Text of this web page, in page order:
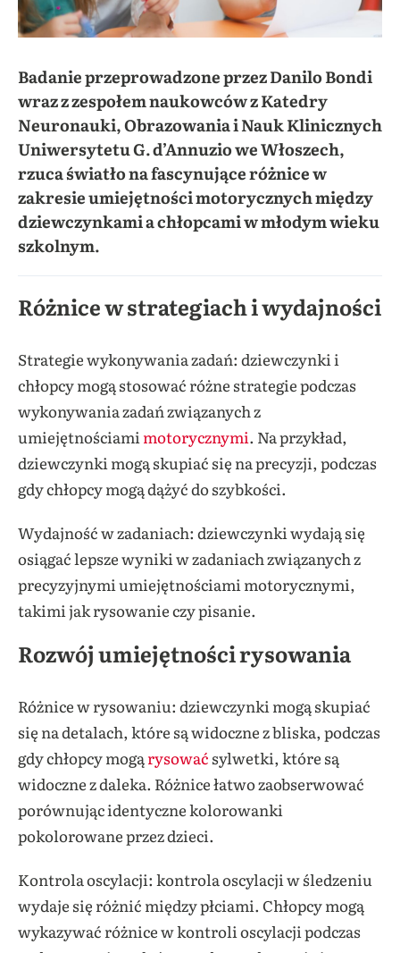
Badanie przeprowadzone przez Danilo Bondi
wraz z zespołem naukowców z Katedry
Neuronauki, Obrazowania i Nauk Klinicznych
Uniwersytetu G. d’Annuzio we Włoszech,
rzuca światło na fascynujące różnice w
zakresie umiejętności motorycznych między
dziewczynkami a chłopcami w młodym wieku
szkolnym.
Różnice w strategiach i wydajności
Strategie wykonywania zadań: dziewczynki i
chłopcy mogą stosować różne strategie podczas
wykonywania zadań związanych z
umiejętnościami motorycznymi. Na przykład,
dziewczynki mogą skupiać się na precyzji, podczas
gdy chłopcy mogą dążyć do szybkości.
Wydajność w zadaniach: dziewczynki wydają się
osiągać lepsze wyniki w zadaniach związanych z
precyzyjnymi umiejętnościami motorycznymi,
takimi jak rysowanie czy pisanie.
Rozwój umiejętności rysowania
Różnice w rysowaniu: dziewczynki mogą skupiać
się na detalach, które są widoczne z bliska, podczas
gdy chłopcy mogą rysować sylwetki, które są
widoczne z daleka. Różnice łatwo zaobserwować
porównując identyczne kolorowanki
pokolorowane przez dzieci.
Kontrola oscylacji: kontrola oscylacji w śledzeniu
wydaje się różnić między płciami. Chłopcy mogą
wykazywać różnice w kontroli oscylacji podczas